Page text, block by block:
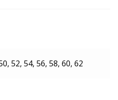
52, 54, 56, 58, 60, 62